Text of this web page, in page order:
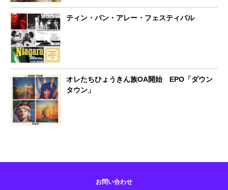
ティン・パン・アレー・フェスティバル
オレたちひょうきん族OA開始 EPO「ダウン
タウン」
お問い合わせ